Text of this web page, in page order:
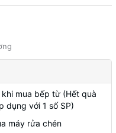
mua bếp từ (Hết quà
dụng với 1 số SP)
máy rửa chén